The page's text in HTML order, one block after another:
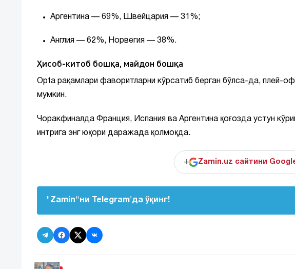
Аргентина — 69%, Швейцария — 31%;
Англия — 62%, Норвегия — 38%.
Ҳисоб-китоб бошқа, майдон бошқа
Opta рақамлари фаворитларни кўрсатиб берган бўлса-да, плей-
мумкин.
Чоракфиналда Франция, Испания ва Аргентина қоғозда устун
интрига энг юқори даражада қолмоқда.
+ Zamin.uz сайтини
"Zamin"ни Telegram'да ўқинг!